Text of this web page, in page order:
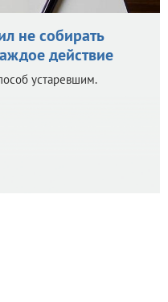
не собирать
действие
устаревшим.